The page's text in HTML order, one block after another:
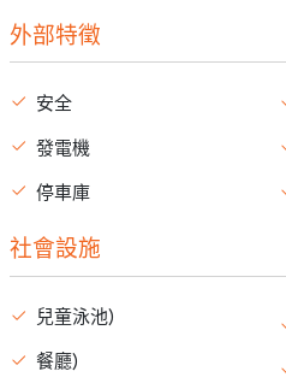
外部特徵
安全
發電機
停車庫
社會設施
兒童泳池)
餐廳)